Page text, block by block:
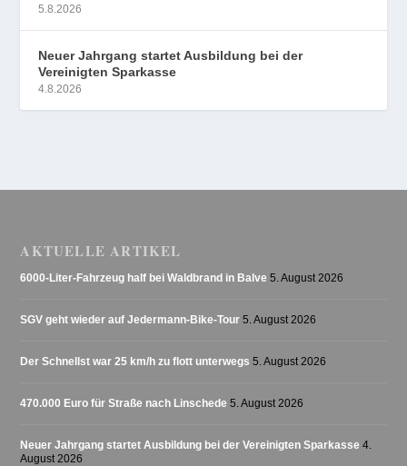
5.8.2026
Neuer Jahrgang startet Ausbildung bei der
Vereinigten Sparkasse
4.8.2026
AKTUELLE ARTIKEL
6000-Liter-Fahrzeug half bei Waldbrand in Balve 5. August 2026
SGV geht wieder auf Jedermann-Bike-Tour 5. August 2026
Der Schnellst war 25 km/h zu flott unterwegs 5. August 2026
470.000 Euro für Straße nach Linschede 5. August 2026
Neuer Jahrgang startet Ausbildung bei der Vereinigten Sparkasse 4.
August 2026